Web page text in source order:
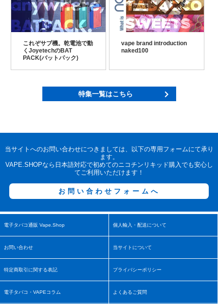
これぞサブ機。乾電池で動
くJoyetechのBAT
PACK(バットパック)
vape brand introduction
naked100
特集一覧はこちら
当サイトへのお問い合わせにつきましては、以下の専用フォームにて承り
ます。
VAPE.SHOPなら日本語対応で初めてのニコチンリキッド購入でも安心し
てご利用いただけます！
お問い合わせフォームへ
電子タバコ通販 Vape.Shop 個人輸入・配送について
お問い合わせ 当サイトについて
特定商取引に関する表記 プライバシーポリシー
電子タバコ・VAPEコラム よくあるご質問